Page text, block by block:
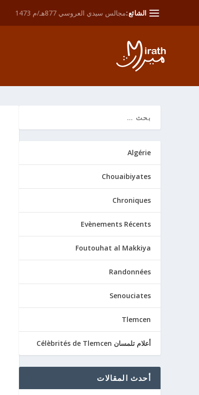
الشائع:مجالس سيدي العروسي 877هـ/م 1473
Algérie
Chouaibiyates
Chroniques
Evènements Récents
Foutouhat al Makkiya
Randonnées
Senouciates
Tlemcen
أعلام تلمسان Célèbrités de Tlemcen
أحدث المقالات